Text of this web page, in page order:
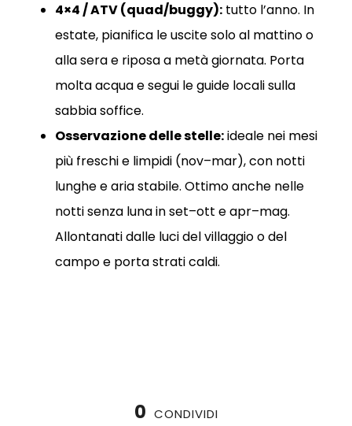
4×4 / ATV (quad/buggy): tutto l’anno. In
estate, pianifica le uscite solo al mattino o
alla sera e riposa a metà giornata. Porta
molta acqua e segui le guide locali sulla
sabbia soffice.
Osservazione delle stelle:ideale nei mesi
più freschi e limpidi (nov–mar), con notti
lunghe e aria stabile. Ottimo anche nelle
notti senza luna in set–ott e apr–mag.
Allontanati dalle luci del villaggio o del
campo e porta strati caldi.
0 CONDIVIDI